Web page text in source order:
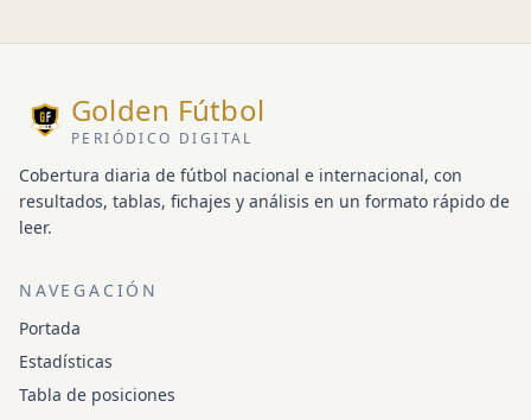
Golden Fútbol
PERIÓDICO DIGITAL
Cobertura diaria de fútbol nacional e internacional, con
resultados, tablas, fichajes y análisis en un formato rápido de
leer.
NAVEGACIÓN
Portada
Estadísticas
Tabla de posiciones